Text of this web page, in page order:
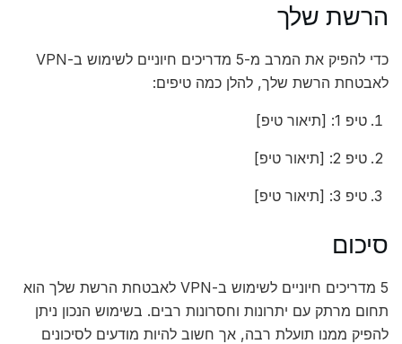
הרשת שלך
כדי להפיק את המרב מ-5 מדריכים חיוניים לשימוש ב-VPN
לאבטחת הרשת שלך, להלן כמה טיפים:
טיפ 1: [תיאור טיפ]
טיפ 2: [תיאור טיפ]
טיפ 3: [תיאור טיפ]
סיכום
5 מדריכים חיוניים לשימוש ב-VPN לאבטחת הרשת שלך הוא
תחום מרתק עם יתרונות וחסרונות רבים. בשימוש הנכון ניתן
להפיק ממנו תועלת רבה, אך חשוב להיות מודעים לסיכונים